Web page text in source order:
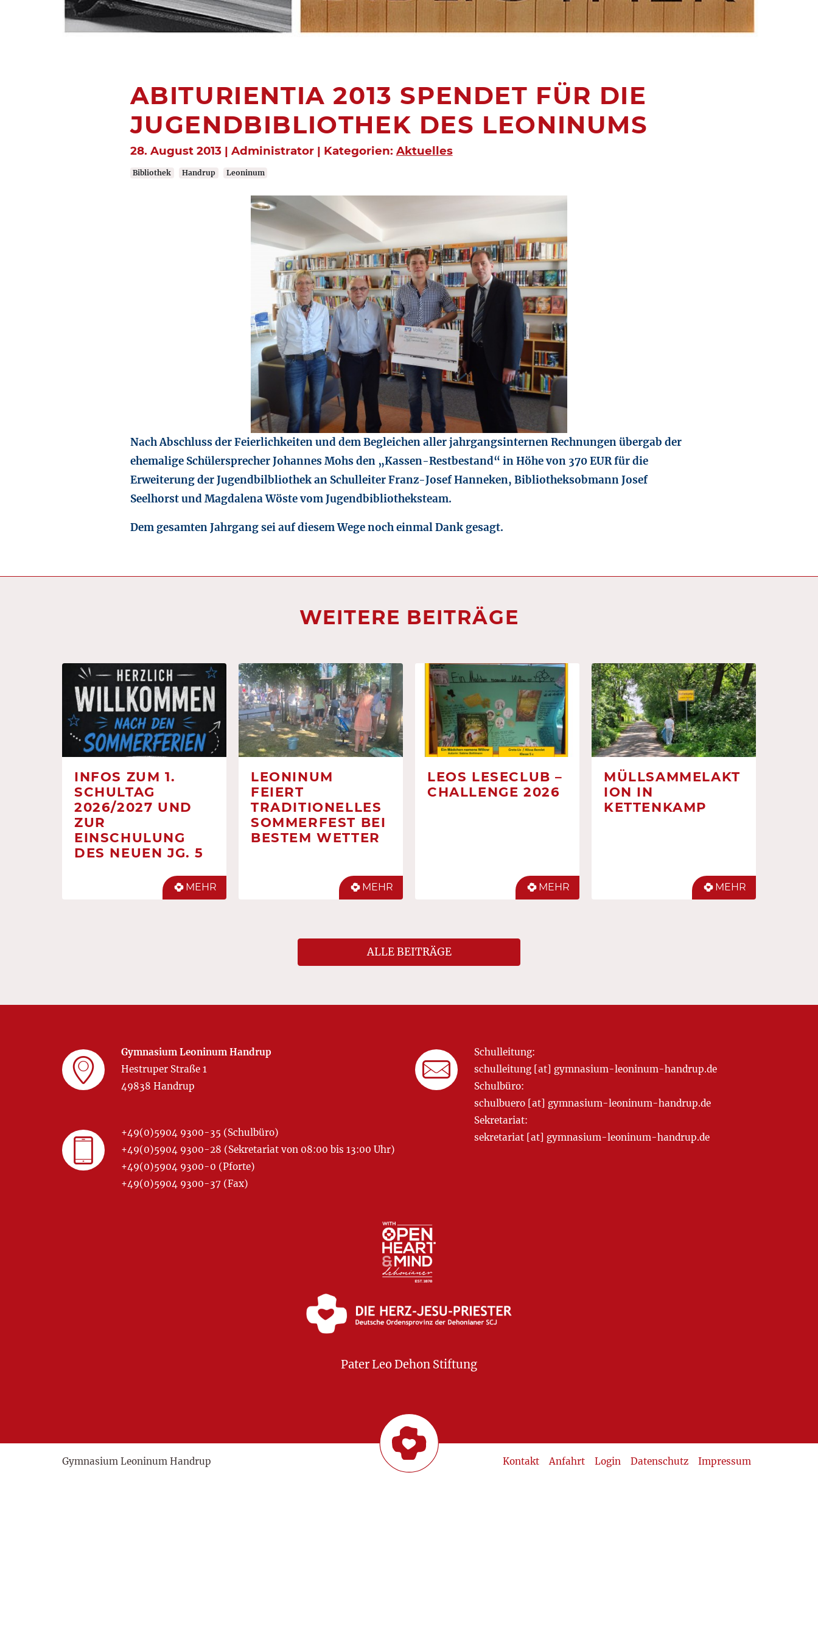
ABITURIENTIA 2013 SPENDET FÜR DIE
JUGENDBIBLIOTHEK DES LEONINUMS
28. August 2013 | Administrator | Kategorien: Aktuelles
Bibliothek Handrup Leoninum
Nach Abschluss der Feierlichkeiten und dem Begleichen aller jahrgangsinternen Rechnungen übergab der
ehemalige Schülersprecher Johannes Mohs den „Kassen-Restbestand“ in Höhe von 370 EUR für die
Erweiterung der Jugendbilbliothek an Schulleiter Franz-Josef Hanneken, Bibliotheksobmann Josef
Seelhorst und Magdalena Wöste vom Jugendbibliotheksteam.
Dem gesamten Jahrgang sei auf diesem Wege noch einmal Dank gesagt.
WEITERE BEITRÄGE
INFOS ZUM 1.
SCHULTAG
2026/2027 UND
ZUR
EINSCHULUNG
DES NEUEN JG. 5
MEHR
LEONINUM
FEIERT
TRADITIONELLES
SOMMERFEST BEI
BESTEM WETTER
MEHR
LEOS LESECLUB –
CHALLENGE 2026
MEHR
MÜLLSAMMELAKT
ION IN
KETTENKAMP
MEHR
ALLE BEITRÄGE
Gymnasium Leoninum Handrup
Hestruper Straße 1
49838 Handrup
+49(0)5904 9300-35 (Schulbüro)
+49(0)5904 9300-28 (Sekretariat von 08:00 bis 13:00 Uhr)
+49(0)5904 9300-0 (Pforte)
+49(0)5904 9300-37 (Fax)
Schulleitung:
schulleitung [at] gymnasium-leoninum-handrup.de
Schulbüro:
schulbuero [at] gymnasium-leoninum-handrup.de
Sekretariat:
sekretariat [at] gymnasium-leoninum-handrup.de
Pater Leo Dehon Stiftung
Kontakt Anfahrt Login Datenschutz Impressum
Gymnasium Leoninum Handrup